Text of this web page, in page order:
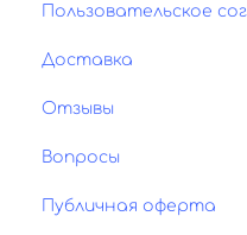
Пользовательское
Доставка
Отзывы
Вопросы
Публичная оферта